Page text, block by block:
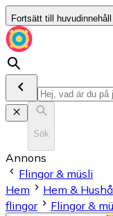
Fortsätt till huvudinnehåll
Sök
Annons
Flingor & müsli
Hem
Hem &
flingor
Flingor &